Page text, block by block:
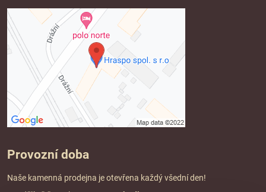
Provozní doba
Naše kamenná prodejna je otevřena každý všední den!